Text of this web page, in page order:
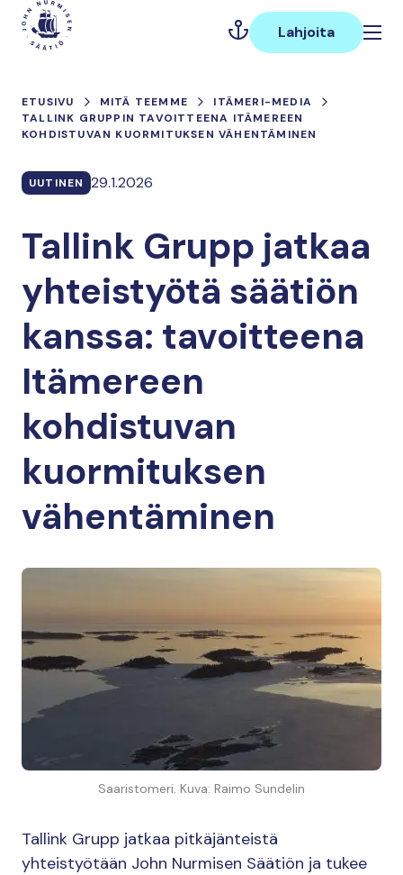
Hyppää
sisältöön
Päävalikko
Lahjoita
ETUSIVU MITÄ TEEMME
ITÄMERI-MEDIA
TALLINK GRUPPIN TAVOITTEENA ITÄMEREEN
KOHDISTUVAN KUORMITUKSEN VÄHENTÄMINEN
UUTINEN 29.1.2026
Tallink Grupp jatkaa
yhteistyötä säätiön
kanssa: tavoitteena
Itämereen
kohdistuvan
kuormituksen
vähentäminen
Saaristomeri. Kuva: Raimo Sundelin
Tallink Grupp jatkaa pitkäjänteistä
yhteistyötään John Nurmisen Säätiön ja tukee